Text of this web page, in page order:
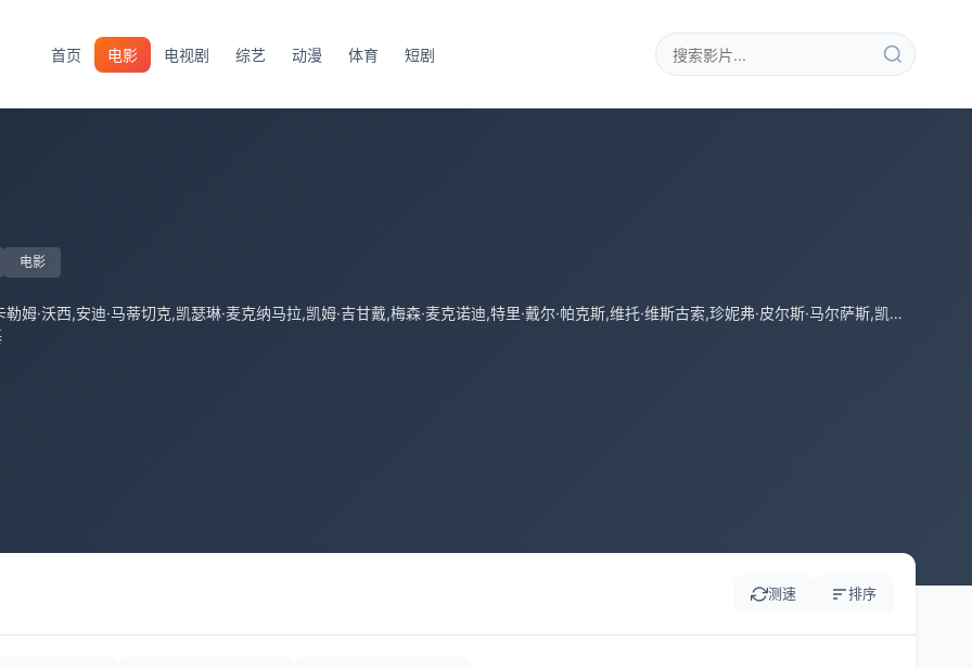
首页 电影 电视剧 综艺 动漫 体育 短剧
电影
乔尔·考特尼,卡勒姆·沃西,安迪·马蒂切克,凯瑟琳·麦克纳马拉,凯姆·吉甘戴,梅森·麦克诺迪,特里·戴尔·帕克斯,维托·维斯古索,珍妮弗·皮尔斯·马尔萨斯,凯文·雷明顿,托内塔·韦弗,艾梅柏·汤森,约翰·莫洛斯基
测速 排序